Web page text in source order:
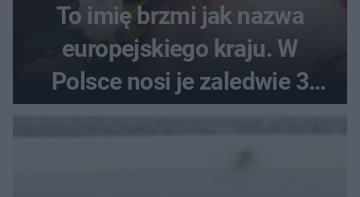
To imię brzmi jak nazwa
europejskiego kraju. W
Polsce nosi je zaledwie 3
kobiety